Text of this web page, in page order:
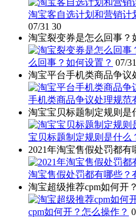
淘宝客自选计划和营销计
07/31 30
淘宝裂变券是怎么回事？
么回事？如何设置？ 07/31
淘宝平台手机类商品争议
手机类商品争议处理规范
淘宝宝贝标题制定规则是
宝贝标题制定规则是什么
2021年淘宝售假处罚都有
淘宝售假处罚都有哪些？
淘宝超级推荐cpm如何开
cpm如何开？怎么操作？